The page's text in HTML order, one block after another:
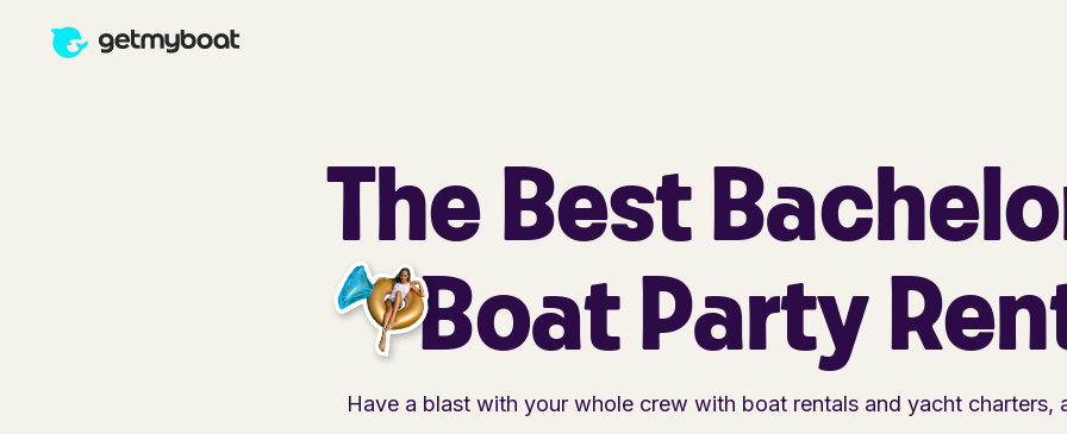
The Best
BoatParty
Have a blast with your whole crew with boat rentals and yacht charters,